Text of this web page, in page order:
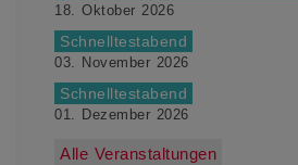
18. Oktober 2026
Schnelltestabend
03. November 2026
Schnelltestabend
01. Dezember 2026
Alle Veranstaltungen